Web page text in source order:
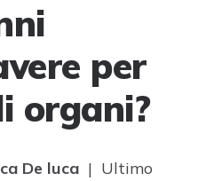
per
organi?
De luca | Ultimo